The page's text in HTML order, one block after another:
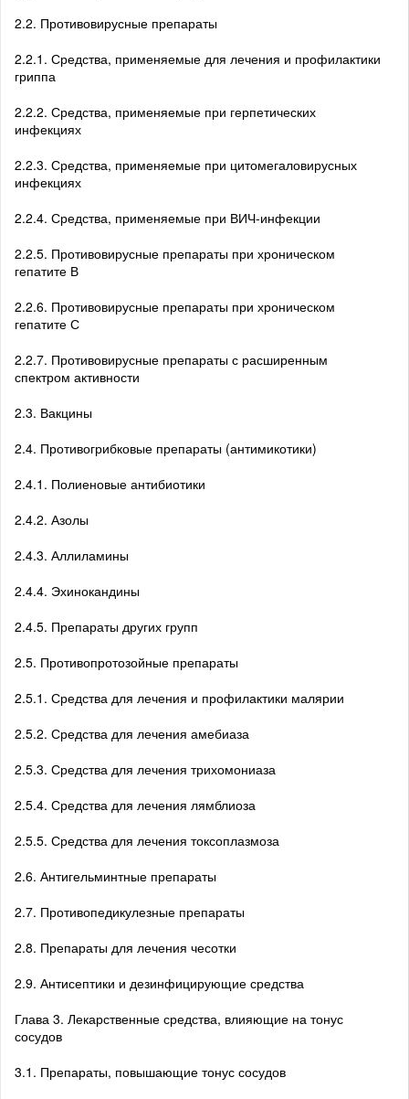
2.2. Противовирусные препараты
2.2.1. Средства, применяемые для лечения и профилактики
гриппа
2.2.2. Средства, применяемые при герпетических
инфекциях
2.2.3. Средства, применяемые при цитомегаловирусных
инфекциях
2.2.4. Средства, применяемые при ВИЧ-инфекции
2.2.5. Противовирусные препараты при хроническом
гепатите В
2.2.6. Противовирусные препараты при хроническом
гепатите С
2.2.7. Противовирусные препараты с расширенным
спектром активности
2.3. Вакцины
2.4. Противогрибковые препараты (антимикотики)
2.4.1. Полиеновые антибиотики
2.4.2. Азолы
2.4.3. Аллиламины
2.4.4. Эхинокандины
2.4.5. Препараты других групп
2.5. Противопротозойные препараты
2.5.1. Средства для лечения и профилактики малярии
2.5.2. Средства для лечения амебиаза
2.5.3. Средства для лечения трихомониаза
2.5.4. Средства для лечения лямблиоза
2.5.5. Средства для лечения токсоплазмоза
2.6. Антигельминтные препараты
2.7. Противопедикулезные препараты
2.8. Препараты для лечения чесотки
2.9. Антисептики и дезинфицирующие средства
Глава 3. Лекарственные средства, влияющие на тонус
сосудов
3.1. Препараты, повышающие тонус сосудов